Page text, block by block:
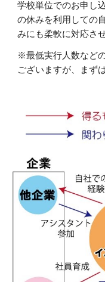
学校単位でのお申し
の休みを利用しての
みにも柔軟に対応さ
※最低実行人数など
ございますが、まず